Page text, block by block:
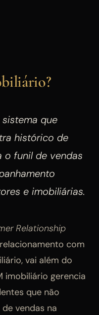
que
histórico de
o funil de vendas
e imobiliárias.
Relationship
com
vai além do
imobiliário gerencia
que não
vendas na